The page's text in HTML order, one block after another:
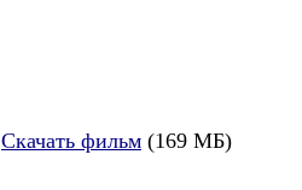
Скачать фильм (169 МБ)